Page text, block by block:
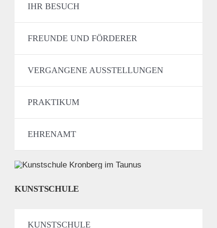
IHR BESUCH
FREUNDE UND FÖRDERER
VERGANGENE AUSSTELLUNGEN
PRAKTIKUM
EHRENAMT
KUNSTSCHULE
KUNSTSCHULE